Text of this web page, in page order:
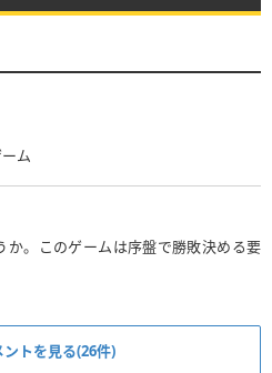
ム
か。このゲームは序盤で勝敗決める要
トを見る(26件)